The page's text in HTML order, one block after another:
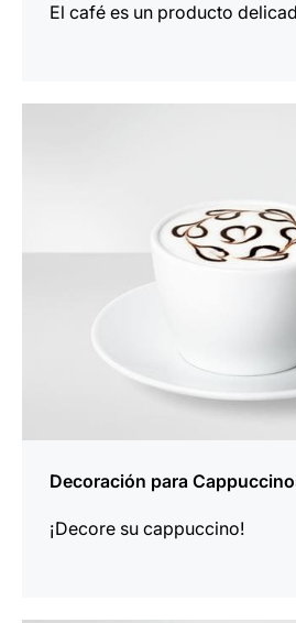
El café es un producto
Decoración para
¡Decore su cappuccino!